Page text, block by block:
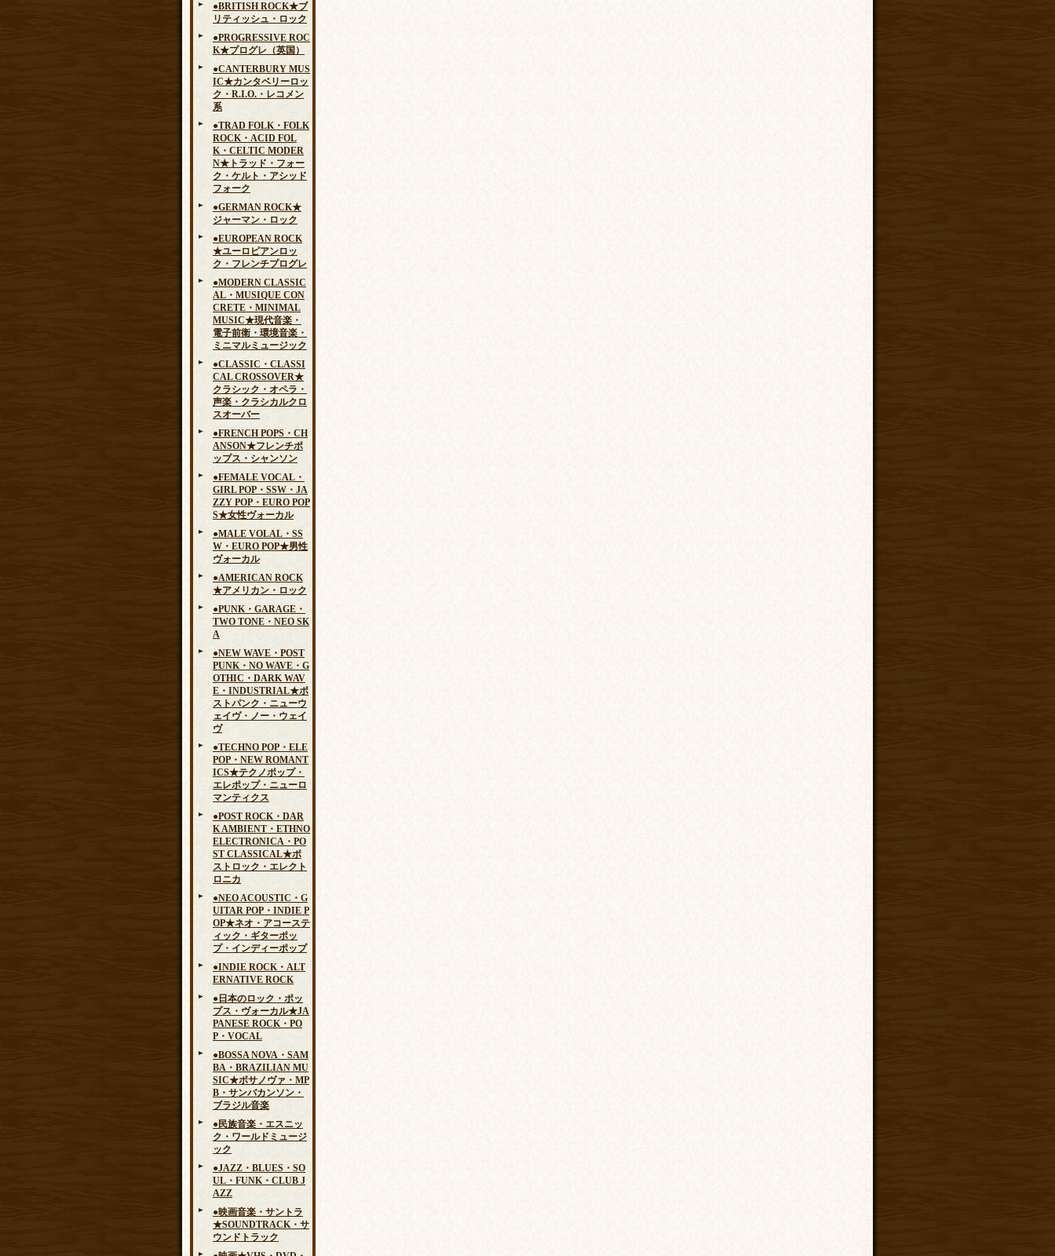
●BRITISH ROCK★ブ
リティッシュ・ロック
●PROGRESSIVE ROC
K★プログレ（英国）
●CANTERBURY MUS
IC★カンタベリーロッ
ク・R.I.O.・レコメン
系
●TRAD FOLK・FOLK
ROCK・ACID FOL
K・CELTIC MODER
N★トラッド・フォー
ク・ケルト・アシッド
フォーク
●GERMAN ROCK★
ジャーマン・ロック
●EUROPEAN ROCK
★ユーロピアンロッ
ク・フレンチプログレ
●MODERN CLASSIC
AL・MUSIQUE CON
CRETE・MINIMAL
MUSIC★現代音楽・
電子前衛・環境音楽・
ミニマルミュージック
●CLASSIC・CLASSI
CAL CROSSOVER★
クラシック・オペラ・
声楽・クラシカルクロ
スオーバー
●FRENCH POPS・CH
ANSON★フレンチポ
ップス・シャンソン
●FEMALE VOCAL・
GIRL POP・SSW・JA
ZZY POP・EURO POP
S★女性ヴォーカル
●MALE VOLAL・SS
W・EURO POP★男性
ヴォーカル
●AMERICAN ROCK
★アメリカン・ロック
●PUNK・GARAGE・
TWO TONE・NEO SK
A
●NEW WAVE・POST
PUNK・NO WAVE・G
OTHIC・DARK WAV
E・INDUSTRIAL★ポ
ストパンク・ニューウ
ェイヴ・ノー・ウェイ
ヴ
●TECHNO POP・ELE
POP・NEW ROMANT
ICS★テクノポップ・
エレポップ・ニューロ
マンティクス
●POST ROCK・DAR
K AMBIENT・ETHNO
ELECTRONICA・PO
ST CLASSICAL★ポ
ストロック・エレクト
ロニカ
●NEO ACOUSTIC・G
UITAR POP・INDIE P
OP★ネオ・アコーステ
ィック・ギターポッ
プ・インディーポップ
●INDIE ROCK・ALT
ERNATIVE ROCK
●日本のロック・ポッ
プス・ヴォーカル★JA
PANESE ROCK・PO
P・VOCAL
●BOSSA NOVA・SAM
BA・BRAZILIAN MU
SIC★ボサノヴァ・MP
B・サンバカンソン・
ブラジル音楽
●民族音楽・エスニッ
ク・ワールドミュージ
ック
●JAZZ・BLUES・SO
UL・FUNK・CLUB J
AZZ
●映画音楽・サントラ
★SOUNDTRACK・サ
ウンドトラック